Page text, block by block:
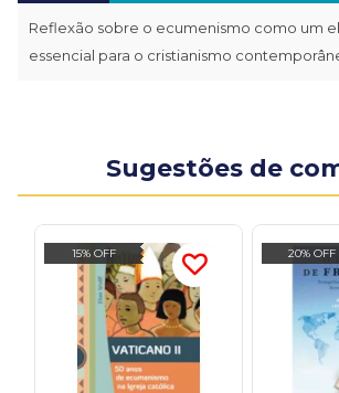
Reflexão sobre o ecumenismo como um
essencial para o cristianismo
Sugestões de
15% OFF 20% OFF